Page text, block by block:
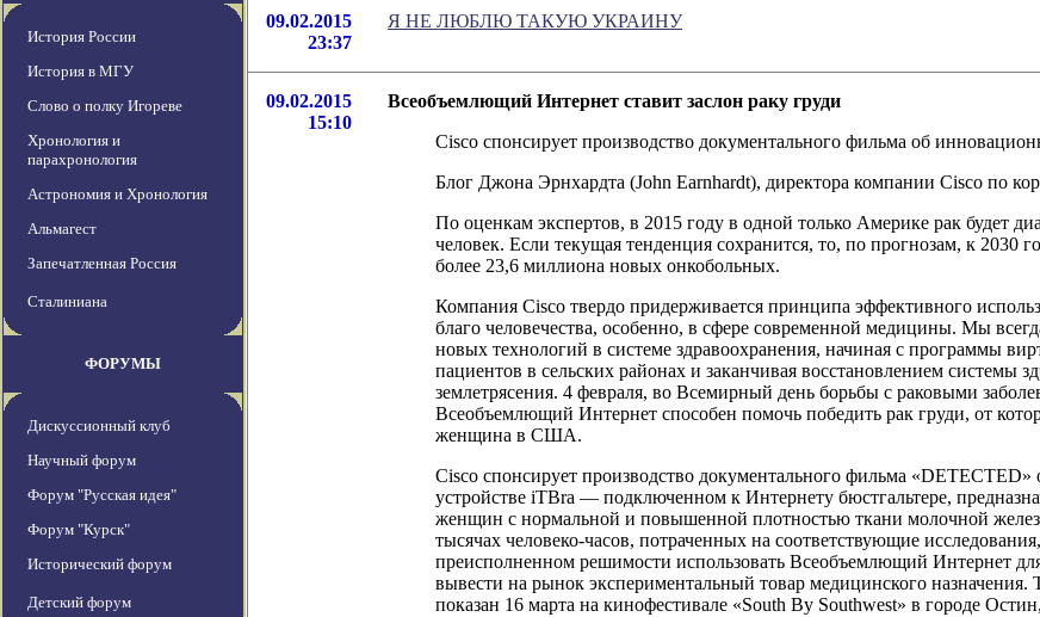
История России
История в МГУ
Слово о полку Игореве
Хронология и
парахронология
Астрономия и Хронология
Альмагест
Запечатленная Россия
Сталиниана
ФОРУМЫ
Дискуссионный клуб
Научный форум
Форум "Русская идея"
Форум "Курск"
Исторический форум
Детский форум
09.02.2015
23:37
Я НЕ ЛЮБЛЮ ТАКУЮ УКРАИНУ
09.02.2015
15:10
Всеобъемлющий Интернет ставит заслон раку груди
Cisco спонсирует производство документального фильма об
Блог Джона Эрнхардта (John Earnhardt), директора компании Cisco по
По оценкам экспертов, в 2015 году в одной только Америке рак будет
человек. Если текущая тенденция сохранится, то, по прогнозам, к 2030
более 23,6 миллиона новых онкобольных.
Компания Cisco твердо придерживается принципа эффективного
благо человечества, особенно, в сфере современной медицины. Мы
новых технологий в системе здравоохранения, начиная с программы
пациентов в сельских районах и заканчивая восстановлением системы
землетрясения. 4 февраля, во Всемирный день борьбы с раковыми
Всеобъемлющий Интернет способен помочь победить рак груди, от
женщина в США.
Cisco спонсирует производство документального фильма
устройстве iTBra — подключенном к Интернету бюстгальтере,
женщин с нормальной и повышенной плотностью ткани молочной
тысячах человеко-часов, потраченных на соответствующие
преисполненном решимости использовать Всеобъемлющий Интернет
вывести на рынок экспериментальный товар медицинского назначения.
показан 16 марта на кинофестивале «South By Southwest» в городе